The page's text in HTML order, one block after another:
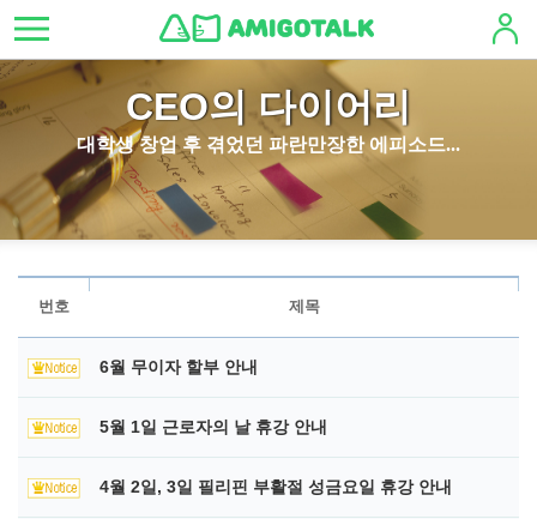
CEO의 다이어리
대학생 창업 후 겪었던 파란만장한 에피소드...
번호 제목
6월 무이자 할부 안내
5월 1일 근로자의 날 휴강 안내
4월 2일, 3일 필리핀 부활절 성금요일 휴강 안내